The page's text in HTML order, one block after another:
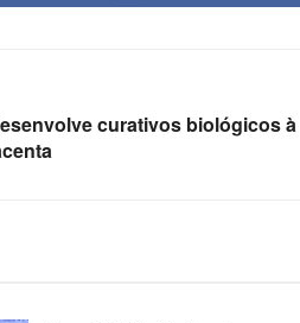
curativos biológicos à